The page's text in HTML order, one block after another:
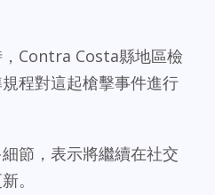
Contra Costa縣地區檢
程對這起槍擊事件進行
節，表示將繼續在社交
。